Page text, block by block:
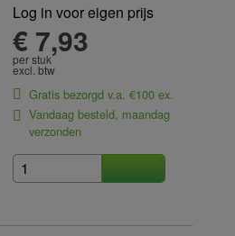
Log in voor eigen prijs
€ 7,93
per stuk
excl. btw
Gratis bezorgd v.a. €100 ex.
Vandaag besteld, maandag
verzonden